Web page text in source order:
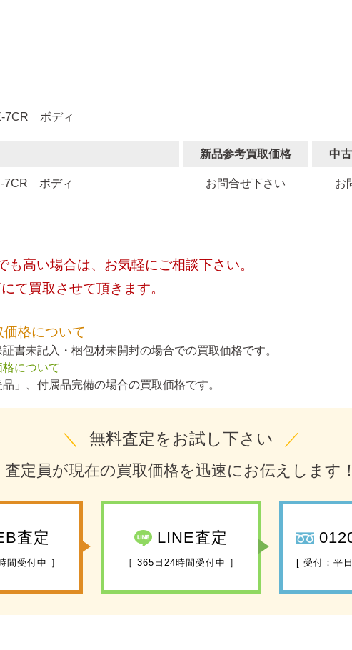
7CR ボディ
新品参考買取価格 中
ボディ お問合せ下さい お
も高い場合は、お気軽にご相談下さい。
て買取させて頂きます。
格について
書未記入・梱包材未開封の場合での買取価格です。
について
」、付属品完備の場合の買取価格です。
＼ 無料査定をお試し下さい ／
査定員が現在の買取価格を迅速にお伝えします！
査定
間受付中 ］
LINE査定
［ 365日24時間受付中 ］ [ 受付：平